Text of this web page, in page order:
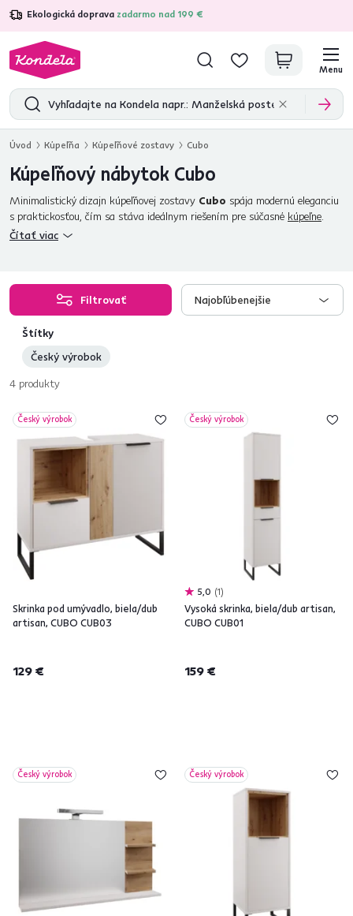
Ekologická doprava zadarmo nad 199 €
4,7 31 157overených produktových recenzií
Menu
Úvod Kúpeľňa Kúpeľňové zostavy Cubo
Kúpeľňový nábytok Cubo
Minimalistický dizajn kúpeľňovej zostavy Cubo spája modernú eleganciu
s praktickosťou, čím sa stáva ideálnym riešením pre súčasné kúpeľne.
Vyrobená v kombinácii bielej farby a dekoru dub artisan prináša do
Čítať viac
Filtrovať Najobľúbenejšie
Štítky
Český výrobok
4 produkty
Český výrobok
Skrinka pod umývadlo, biela/dub
artisan, CUBO CUB03
129 €
Český výrobok
5,0 1
Vysoká skrinka, biela/dub artisan,
CUBO CUB01
159 €
Český výrobok Český výrobok